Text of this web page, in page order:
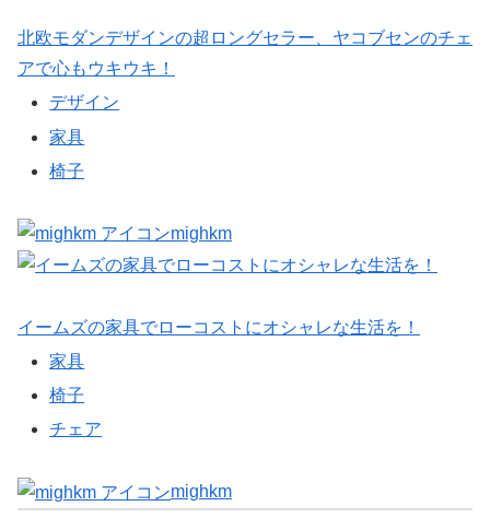
北欧モダンデザインの超ロングセラー、ヤコブセンのチェ
アで心もウキウキ！
デザイン
家具
椅子
mighkm
イームズの家具でローコストにオシャレな生活を！
家具
椅子
チェア
mighkm